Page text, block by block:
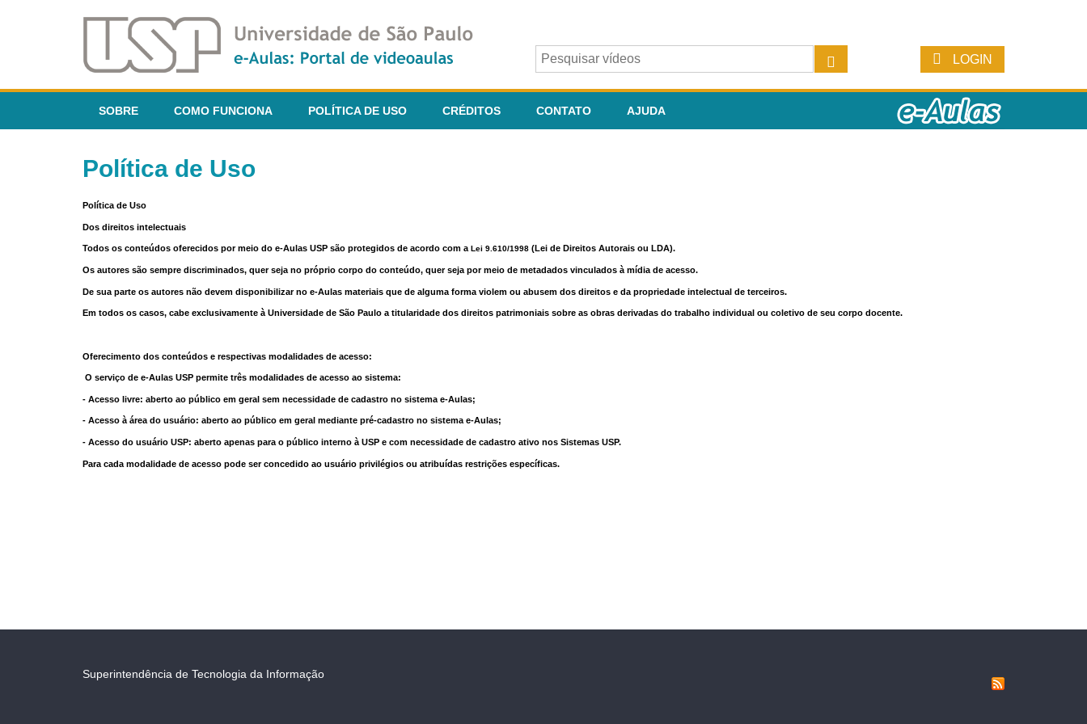
LOGIN
SOBRE COMO FUNCIONA POLÍTICA DE USO CRÉDITOS CONTATO AJUDA
Política de Uso
Política de Uso
Dos direitos intelectuais
Todos os conteúdos oferecidos por meio do e-Aulas USP são protegidos de acordo com a Lei 9.610/1998 (Lei de Direitos Autorais ou LDA).
Os autores são sempre discriminados, quer seja no próprio corpo do conteúdo, quer seja por meio de metadados vinculados à mídia de acesso.
De sua parte os autores não devem disponibilizar no e-Aulas materiais que de alguma forma violem ou abusem dos direitos e da propriedade intelectual de terceiros.
Em todos os casos, cabe exclusivamente à Universidade de São Paulo a titularidade dos direitos patrimoniais sobre as obras derivadas do trabalho individual ou coletivo de seu corpo docente.
Oferecimento dos conteúdos e respectivas modalidades de acesso:
O serviço de e-Aulas USP permite três modalidades de acesso ao sistema:
- Acesso livre: aberto ao público em geral sem necessidade de cadastro no sistema e-Aulas;
- Acesso à área do usuário: aberto ao público em geral mediante pré-cadastro no sistema e-Aulas;
- Acesso do usuário USP: aberto apenas para o público interno à USP e com necessidade de cadastro ativo nos Sistemas USP.
Para cada modalidade de acesso pode ser concedido ao usuário privilégios ou atribuídas restrições específicas.
Superintendência de Tecnologia da Informação